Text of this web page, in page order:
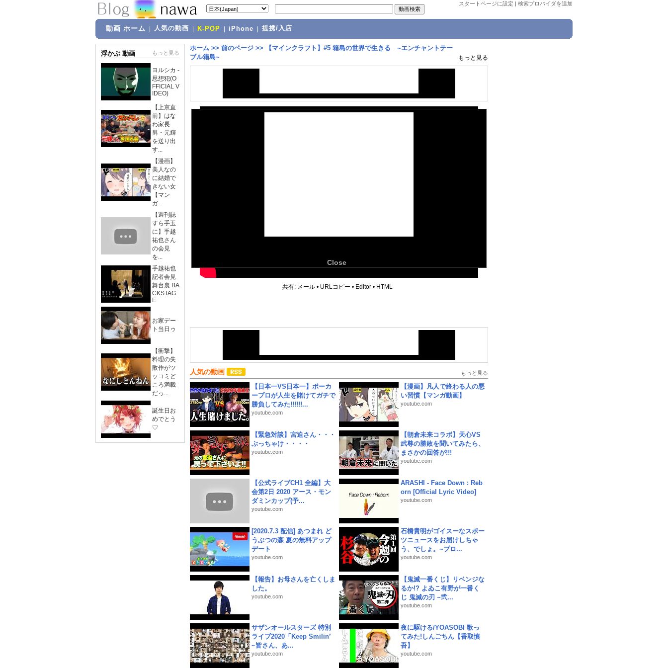
スタートページに設定 | 検索プロバイダを追加
動画 ホーム 人気の動画 K-POP iPhone 提携/入店
浮かぶ 動画 もっと見る
ヨルシカ -
思想犯(O
FFICIAL V
IDEO)
【上京直
前】はな
わ家長
男・元輝
を送り出
す...
【漫画】
美人なの
に結婚で
きない女
【マン
ガ...
【週刊誌
すら手玉
に】手越
祐也さん
の会見
を...
手越祐也
記者会見
舞台裏 BA
CKSTAG
E
お家デー
ト当日ゥ
【衝撃】
料理の失
敗作がツ
ッコミど
ころ満載
だっ...
誕生日お
めでとう
♡
ホーム >> 前のページ >>
【マインクラフト】#5 箱島の世界で生きる ~エンチャントテー
ブル箱島~
もっと見る
Close
共有: メール • URLコピー • Editor • HTML
人気の動画 もっと見る
【日本一VS日本一】ポーカ
ープロが人生を賭けてガチで
勝負してみた!!!!!!...
youtube.com
【漫画】凡人で終わる人の悪
い習慣【マンガ動画】
youtube.com
【緊急対談】宮迫さん・・・
ぶっちゃけ・・・・
youtube.com
【朝倉未来コラボ】天心VS
武尊の勝敗を聞いてみたら、
まさかの回答が!!!
youtube.com
【公式ライブCH1 全編】大
会第2日 2020 アース・モン
ダミンカップ(予...
youtube.com
ARASHI - Face Down : Reb
orn [Official Lyric Video]
youtube.com
[2020.7.3 配信] あつまれ ど
うぶつの森 夏の無料アップ
デート
youtube.com
石橋貴明がゴイスーなスポー
ツニュースをお届けしちゃ
う、でしょ。~プロ...
youtube.com
【報告】お母さんを亡くしま
した。
youtube.com
【鬼滅一番くじ】リベンジな
るか!? よゐこ有野が一番く
じ 鬼滅の刃 ~弐...
youtube.com
サザンオールスターズ 特別
ライブ2020「Keep Smilin’
~皆さん、あ...
youtube.com
夜に駆ける/YOASOBI 歌っ
てみた!しんごちん【香取慎
吾】
youtube.com